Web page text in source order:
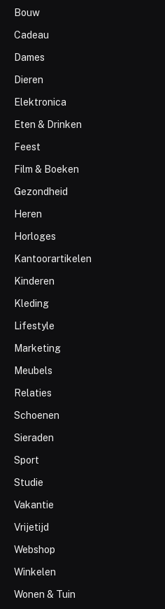
Bouw
Cadeau
Dames
Dieren
Elektronica
Eten & Drinken
Feest
Film & Boeken
Gezondheid
Heren
Horloges
Kantoorartikelen
Kinderen
Kleding
Lifestyle
Marketing
Meubels
Relaties
Schoenen
Sieraden
Sport
Studie
Vakantie
Vrijetijd
Webshop
Winkelen
Wonen & Tuin